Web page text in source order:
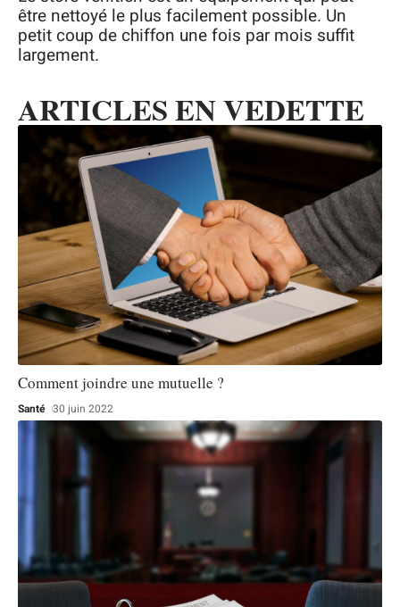
être nettoyé le plus facilement possible. Un
petit coup de chiffon une fois par mois suffit
largement.
ARTICLES EN VEDETTE
Comment joindre une mutuelle ?
Santé 30 juin 2022